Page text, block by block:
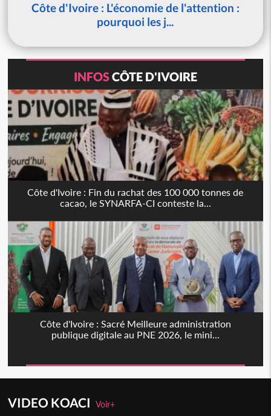
Côte d'Ivoire : L'économie de l'attention :
pourquoi les j...
INFOSCÔTE D'IVOIRE
Côte d'Ivoire : Fin du rachat des 100 000 tonnes de
cacao, le SYNARFA-CI conteste la...
Côte d'Ivoire : Sacré Meilleure administration
publique digitale au PNE 2026, le mini...
VIDEO KOACIVoir+